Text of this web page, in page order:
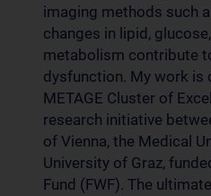
imaging methods such
changes in lipid,
metabolism contribute
dysfunction. My work is
METAGE Cluster of
research initiative
of Vienna, the Medical
University of Graz,
Fund (FWF). The